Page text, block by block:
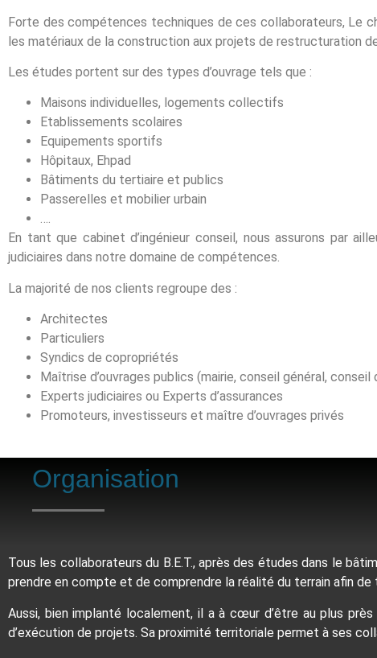
Forte des compétences techniques de ces collaborateurs, Le
les matériaux de la construction aux projets de restructuration
Les études portent sur des types d’ouvrage tels que :
Maisons individuelles, logements collectifs
Etablissements scolaires
Equipements sportifs
Hôpitaux, Ehpad
Bâtiments du tertiaire et publics
Passerelles et mobilier urbain
….
En tant que cabinet d’ingénieur conseil, nous assurons par
judiciaires dans notre domaine de compétences.
La majorité de nos clients regroupe des :
Architectes
Particuliers
Syndics de copropriétés
Maîtrise d’ouvrages publics (mairie, conseil général,
Experts judiciaires ou Experts d’assurances
Promoteurs, investisseurs et maître d’ouvrages privés
Organisation
Tous les collaborateurs du B.E.T., après des études dans le
prendre en compte et de comprendre la réalité du terrain afin
Aussi, bien implanté localement, il a à cœur d’être au plus
d’exécution de projets. Sa proximité territoriale permet à ses